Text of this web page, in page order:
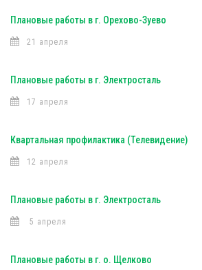
Плановые работы в г. Орехово-Зуево
21 апреля
Плановые работы в г. Электросталь
17 апреля
Квартальная профилактика (Телевидение)
12 апреля
Плановые работы в г. Электросталь
5 апреля
Плановые работы в г. о. Щелково